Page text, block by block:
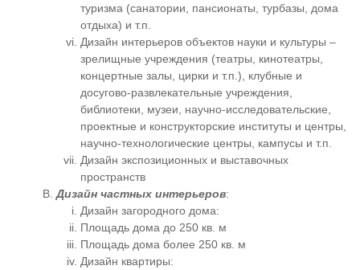
туризма (санатории, пансионаты, турбазы, дома
отдыха) и т.п.
Дизайн интерьеров объектов науки и культуры –
зрелищные учреждения (театры, кинотеатры,
концертные залы, цирки и т.п.), клубные и
досугово-развлекательные учреждения,
библиотеки, музеи, научно-исследовательские,
проектные и конструкторские институты и центры,
научно-технологические центры, кампусы и т.п.
Дизайн экспозиционных и выставочных
пространств
Дизайн частных интерьеров:
Дизайн загородного дома:
Площадь дома до 250 кв. м
Площадь дома более 250 кв. м
Дизайн квартиры: